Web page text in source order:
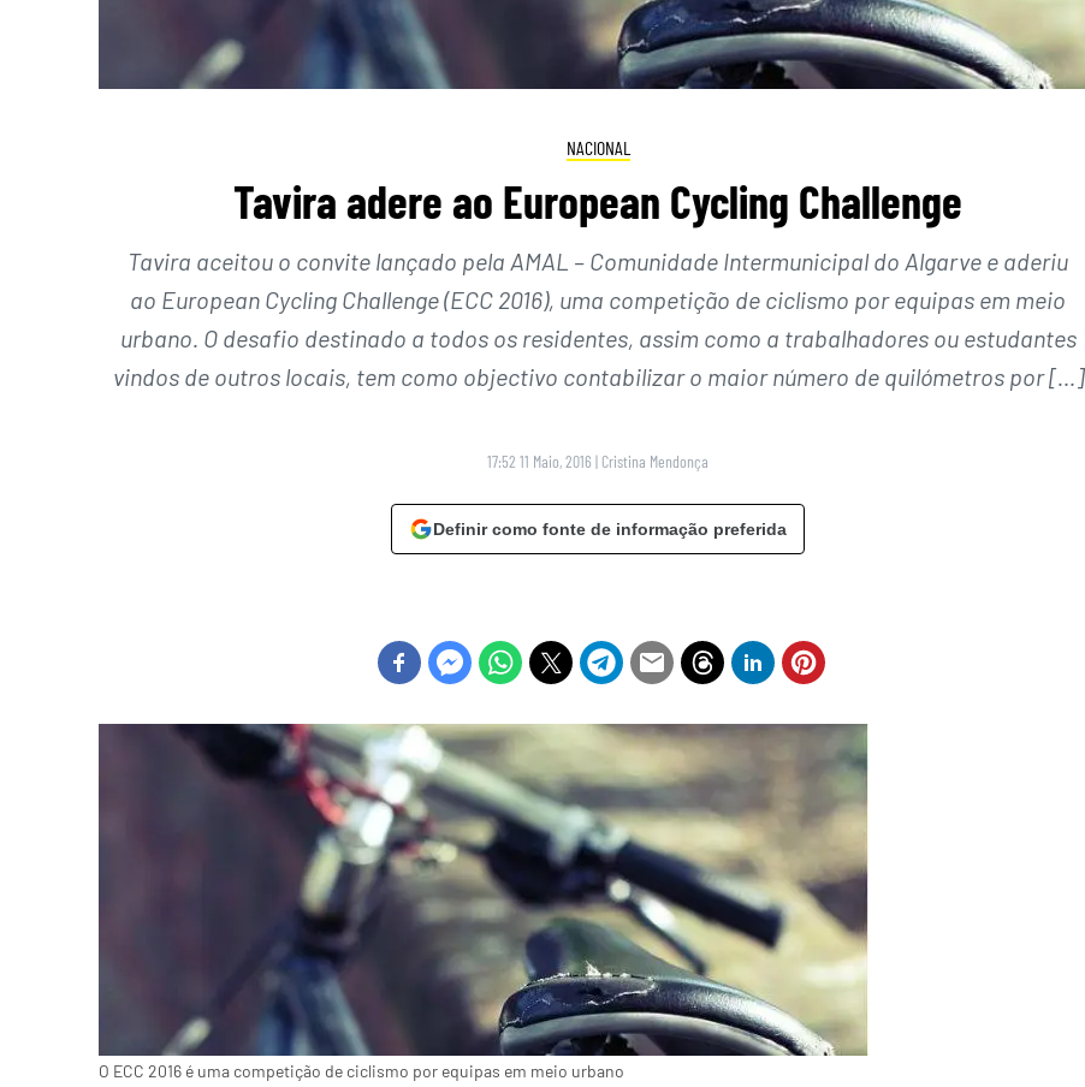
NACIONAL
Tavira adere ao European Cycling Challenge
Tavira aceitou o convite lançado pela AMAL – Comunidade Intermunicipal do Algarve e aderiu
ao European Cycling Challenge (ECC 2016), uma competição de ciclismo por equipas em meio
urbano. O desafio destinado a todos os residentes, assim como a trabalhadores ou estudantes
vindos de outros locais, tem como objectivo contabilizar o maior número de quilómetros por […]
17:52 11 Maio, 2016 | Cristina Mendonça
Definir como fonte de informação preferida
O ECC 2016 é uma competição de ciclismo por equipas em meio urbano